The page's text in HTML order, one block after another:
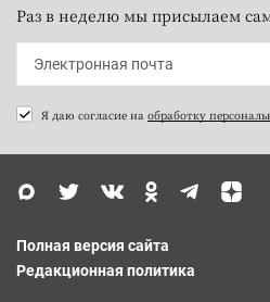
Раз в неделю мы присылаем
Я даю согласие на обработку
Полная версия сайта
Редакционная политика